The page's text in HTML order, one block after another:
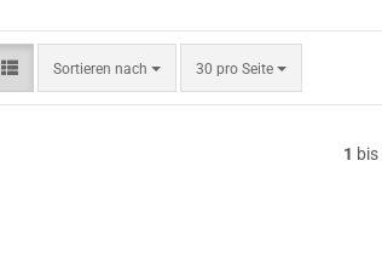
Sortieren nach
Sortieren
nach
30 pro Seite
pro Seite
1 bis